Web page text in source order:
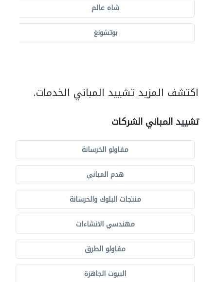
شاه عالم
بوتشونغ
اكتشف المزيد تشييد المباني الخدمات.
تشييد المباني الشركات
مقاولو الخرسانة
هدم المباني
منتجات البلوك والخرسانة
مهندسي الانشاءات
مقاولو الطرق
البيوت الجاهزة